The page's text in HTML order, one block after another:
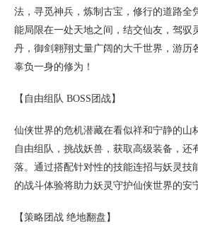
法，寻觅神兵，炼制古宝，修行的道路全
能局限在一处天地之间，结交仙友，驾驭
丹，御剑翱翔丈量广阔的大千世界，游历
辜负一身的修为！
【自由组队 BOSS团战】
仙侠世界的危机潜藏在看似祥和宁静的山
自由组队，挑战妖兽，获取高级装备，还
落。通过搭配针对性的技能连招与妖灵技
的战斗体验将助力妖灵守护仙侠世界的安
【策略团战 绝地翻盘】